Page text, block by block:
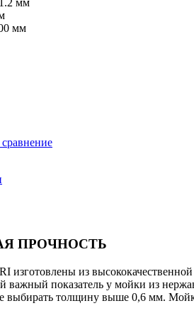
мм
мм
ПРОЧНОСТЬ
из
важный показатель у мойки из
выбирать толщину выше 0,6 мм.